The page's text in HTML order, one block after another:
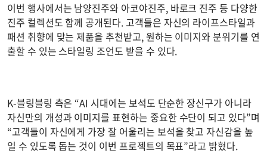
이번 행사에서는 남양진주와 아코야진주, 바로크 진주 등 다양한
진주 컬렉션도 함께 공개된다. 고객들은 자신의 라이프스타일과
패션 취향에 맞는 제품을 추천받고, 원하는 이미지와 분위기를 연
출할 수 있는 스타일링 조언도 받을 수 있다.
K-블링블링 측은 “AI 시대에는 보석도 단순한 장신구가 아니라
자신만의 개성과 이미지를 표현하는 중요한 수단이 되고 있다”며
“고객들이 자신에게 가장 잘 어울리는 보석을 찾고 자신감을 높
일 수 있도록 돕는 것이 이번 프로젝트의 목표”라고 밝혔다.